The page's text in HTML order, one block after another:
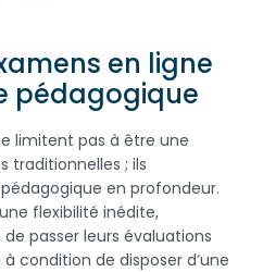
en ligne
pédagogique
limitent pas à être une
traditionnelles ; ils
en profondeur.
flexibilité inédite,
passer leurs évaluations
condition de disposer d’une